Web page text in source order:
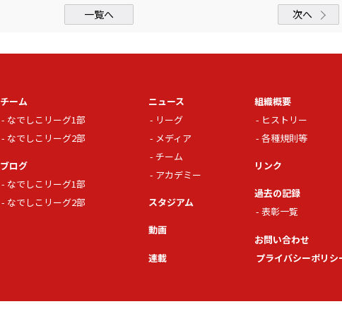
一覧へ 次へ
チーム
なでしこリーグ1部
なでしこリーグ2部
ブログ
なでしこリーグ1部
なでしこリーグ2部
ニュース
リーグ
メディア
チーム
アカデミー
スタジアム
動画
連載
組織概要
ヒストリー
各種規則等
リンク
過去の記録
表彰一覧
お問い合わせ
プライバシーポリシ